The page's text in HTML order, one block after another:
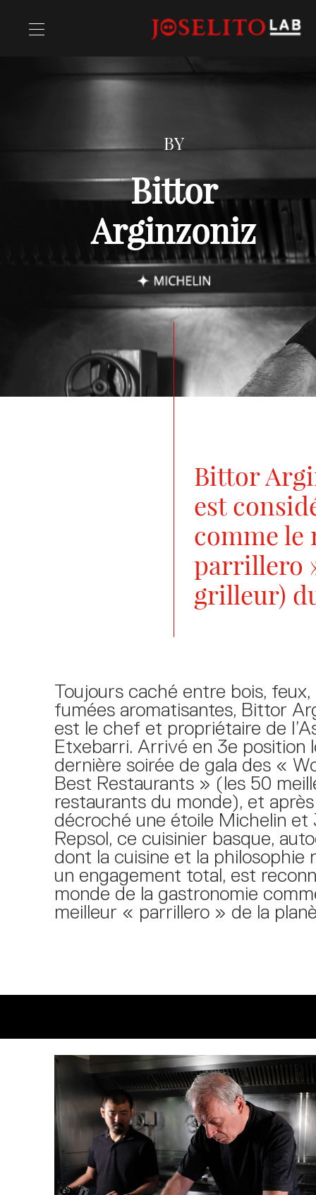
Recettes
Chefs
BY
Bittor
Arginzoniz
Bittor
est
comme le
parrillero
grilleur)
Toujours caché entre bois,
fumées aromatisantes, Bittor
est le chef et propriétaire de
Etxebarri. Arrivé en 3e position
dernière soirée de gala des «
Best Restaurants » (les 50
restaurants du monde), et
décroché une étoile Michelin et
Repsol, ce cuisinier basque,
dont la cuisine et la philosophie
un engagement total, est
monde de la gastronomie
meilleur « parrillero » de la